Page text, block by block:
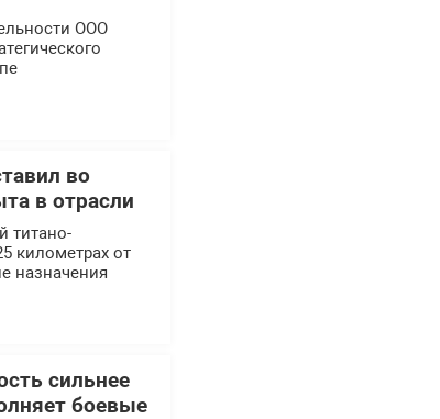
ООО
во
в отрасли
титано-
километрах от
назначения
сильнее
боевые